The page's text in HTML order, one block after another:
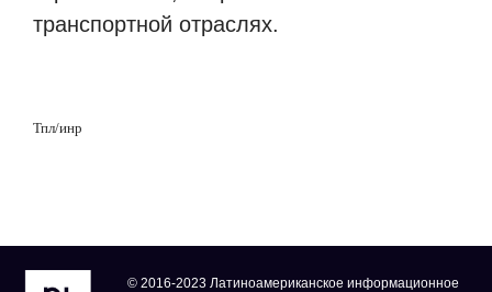
транспортной отраслях.
Тпл/инр
© 2016-2023 Латиноамериканское информационное